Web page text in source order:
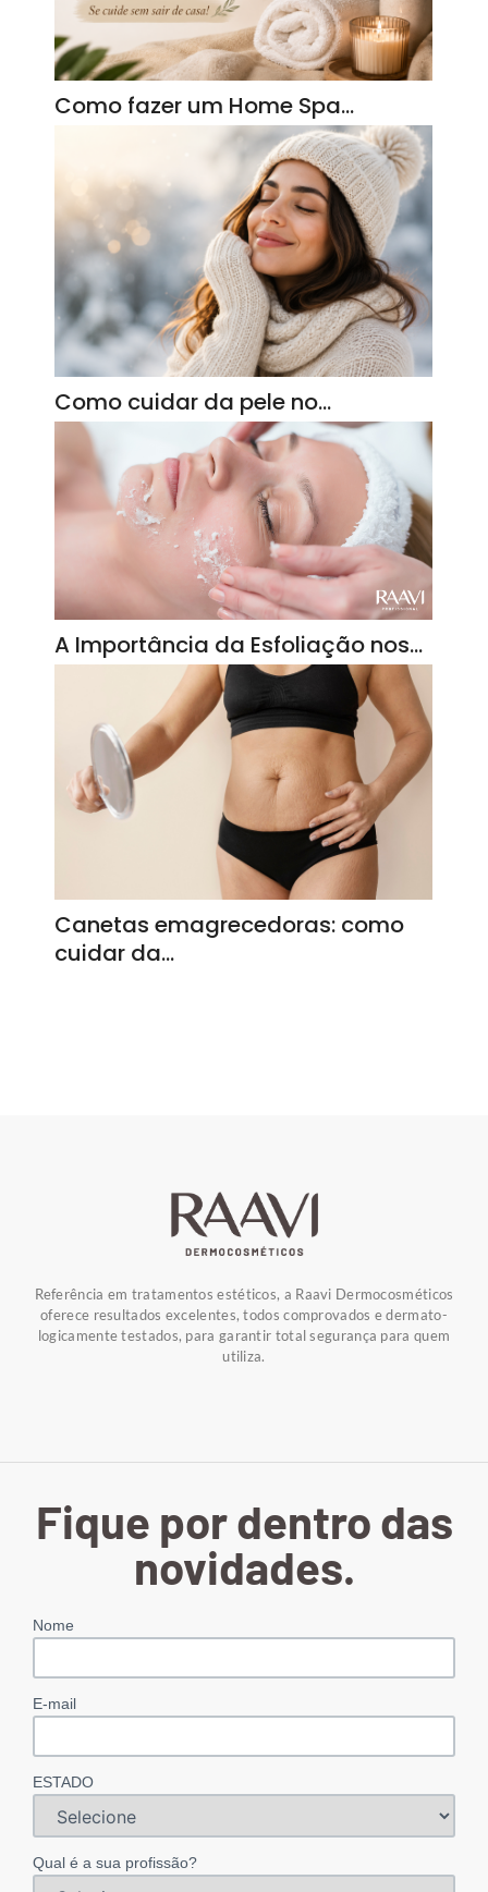
Como fazer um Home Spa…
Como cuidar da pele no…
A Importância da Esfoliação nos…
Canetas emagrecedoras: como
cuidar da…
Referência em tratamentos estéticos, a Raavi Dermocosméticos
oferece resultados excelentes, todos comprovados e dermato-
logicamente testados, para garantir total segurança para quem
utiliza.
Fique por dentro das
novidades.
Nome
E-mail
ESTADO
Qual é a sua profissão?